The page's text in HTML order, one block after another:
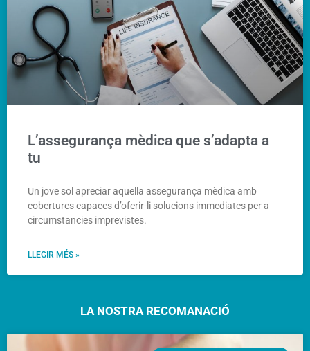
L’assegurança mèdica que s’adapta a
tu
Un jove sol apreciar aquella assegurança mèdica amb
cobertures capaces d’oferir-li solucions immediates per a
circumstancies imprevistes.
LLEGIR MÉS »
LA NOSTRA RECOMANACIÓ